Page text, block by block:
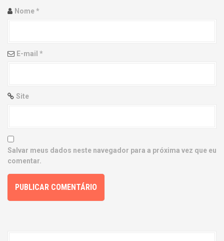
i
n
Nome*
E-mail *
Site
Salvar meus dados neste navegador para a próxima vez que eu
comentar.